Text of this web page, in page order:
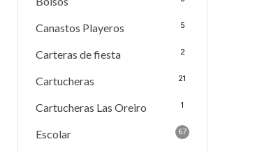
Canastos Playeros 5
Carteras de fiesta 2
Cartucheras 21
Cartucheras Las Oreiro 1
Escolar 67